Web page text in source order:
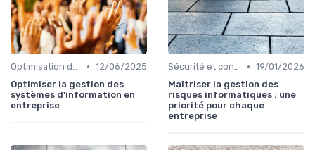
Optimisation des infrastructures IT • 12/06/2025
Optimiser la gestion des
systèmes d'information en
entreprise
Sécurité et conformité • 19/01/2026
Maîtriser la gestion des
risques informatiques : une
priorité pour chaque
entreprise